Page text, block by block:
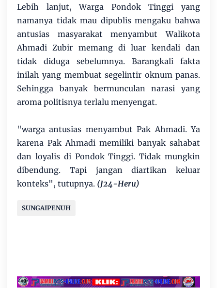
Lebih lanjut, Warga Pondok Tinggi yang
namanya tidak mau dipublis mengaku bahwa
antusias masyarakat menyambut Walikota
Ahmadi Zubir memang di luar kendali dan
tidak diduga sebelumnya. Barangkali fakta
inilah yang membuat segelintir oknum panas.
Sehingga banyak bermunculan narasi yang
aroma politisnya terlalu menyengat.
"warga antusias menyambut Pak Ahmadi. Ya
karena Pak Ahmadi memiliki banyak sahabat
dan loyalis di Pondok Tinggi. Tidak mungkin
dibendung. Tapi jangan diartikan keluar
konteks", tutupnya. (J24-Heru)
SUNGAIPENUH